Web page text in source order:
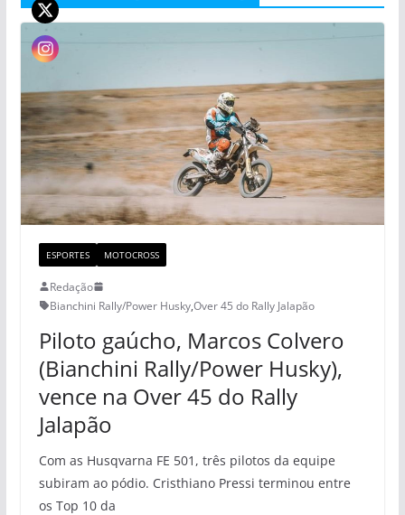
ESPORTES MOTOCROSS
Redação
Bianchini Rally/Power Husky,Over 45 do Rally Jalapão
Piloto gaúcho, Marcos Colvero
(Bianchini Rally/Power Husky),
vence na Over 45 do Rally
Jalapão
Com as Husqvarna FE 501, três pilotos da equipe
subiram ao pódio. Cristhiano Pressi terminou entre
os Top 10 da